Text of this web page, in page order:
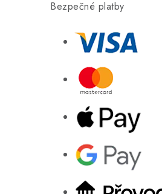
Bezpečné platby